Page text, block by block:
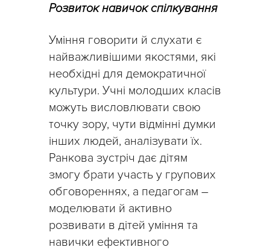
Розвиток навичок спілкування
Уміння говорити й слухати є
найважливішими якостями, які
необхідні для демократичної
культури. Учні молодших класів
можуть висловлювати свою
точку зору, чути відмінні думки
інших людей, аналізувати їх.
Ранкова зустріч дає дітям
змогу брати участь у групових
обговореннях, а педагогам –
моделювати й активно
розвивати в дітей уміння та
навички ефективного